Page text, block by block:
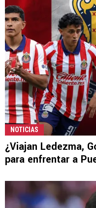
NOTICIAS
¿Viajan Ledezma,
para enfrentar a